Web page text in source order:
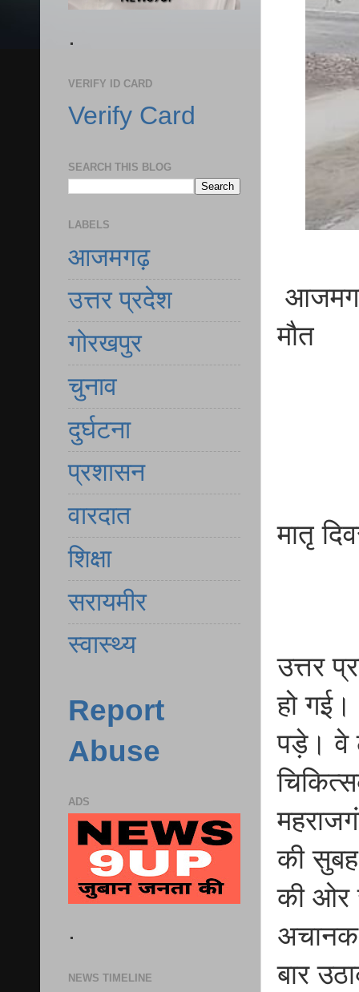
मौत
मातृ
उत्तर
हो
पड़े। वे
की
की ओर
अचानक
बार
.
VERIFY ID CARD
Verify Card
SEARCH THIS BLOG
LABELS
आजमगढ़
उत्तर प्रदेश
गोरखपुर
चुनाव
दुर्घटना
प्रशासन
वारदात
शिक्षा
सरायमीर
स्वास्थ्य
Report
Abuse
ADS
.
NEWS TIMELINE